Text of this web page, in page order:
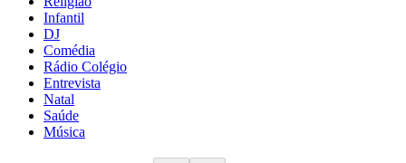
Infantil
DJ
Comédia
Rádio Colégio
Entrevista
Natal
Saúde
Música